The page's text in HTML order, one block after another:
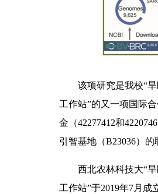
该项研究是我校“
工作站”的又一项国际
金（42277412和
引智基地（B23036）的
西北农林科技大“
工作站”于2019年7月成